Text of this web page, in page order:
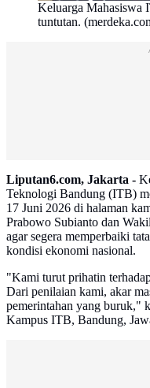
Keluarga Mahasiswa
tuntutan.
Liputan6.com, Jakarta -
Teknologi Bandung (ITB)
17 Juni 2026 di halaman
Prabowo Subianto dan
agar segera memperbaiki
kondisi ekonomi nasional.
"Kami turut prihatin
Dari penilaian kami, akar
pemerintahan yang buruk,"
Kampus ITB, Bandung,